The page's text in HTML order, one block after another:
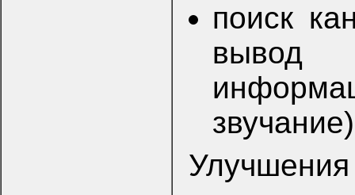
поиск
вывод
звучание)